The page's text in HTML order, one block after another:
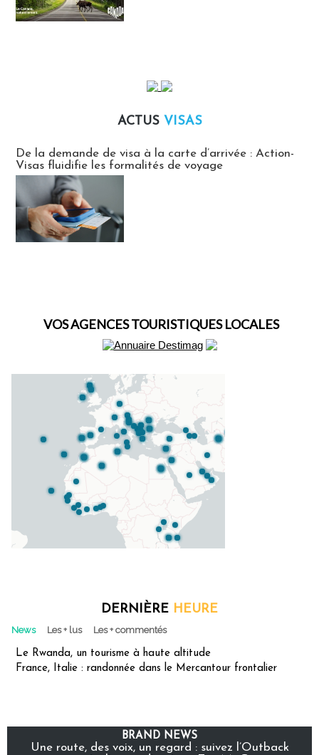
ACTUS VISAS
De la demande de visa à la carte d’arrivée : Action-
Visas fluidifie les formalités de voyage
VOS AGENCES TOURISTIQUES LOCALES
DERNIÈRE HEURE
News Les + lus Les + commentés
Le Rwanda, un tourisme à haute altitude
France, Italie : randonnée dans le Mercantour frontalier
BRAND NEWS
Une route, des voix, un regard : suivez l’Outback